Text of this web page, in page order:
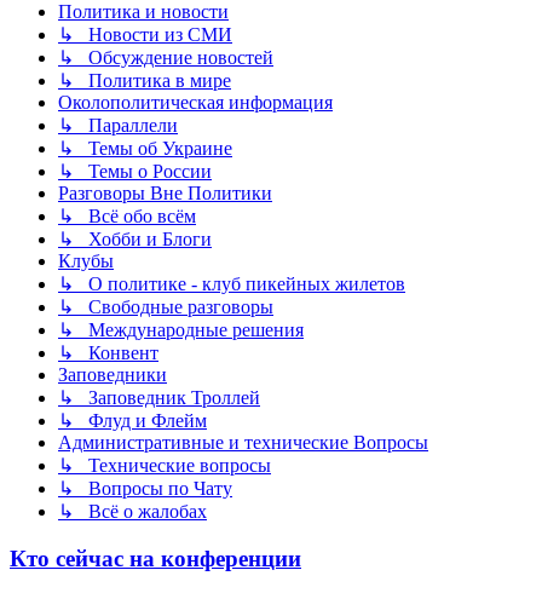
Политика и новости
↳ Новости из СМИ
↳ Обсуждение новостей
↳ Политика в мире
Околополитическая информация
↳ Параллели
↳ Темы об Украине
↳ Темы о России
Разговоры Вне Политики
↳ Всё обо всём
↳ Хобби и Блоги
Клубы
↳ О политике - клуб пикейных жилетов
↳ Свободные разговоры
↳ Международные решения
↳ Конвент
Заповедники
↳ Заповедник Троллей
↳ Флуд и Флейм
Административные и технические Вопросы
↳ Технические вопросы
↳ Вопросы по Чату
↳ Всё о жалобах
Кто сейчас на конференции